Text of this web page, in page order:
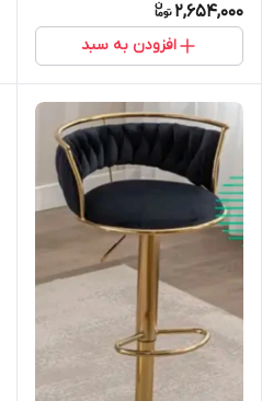
2,654,000
افزودن به سبد